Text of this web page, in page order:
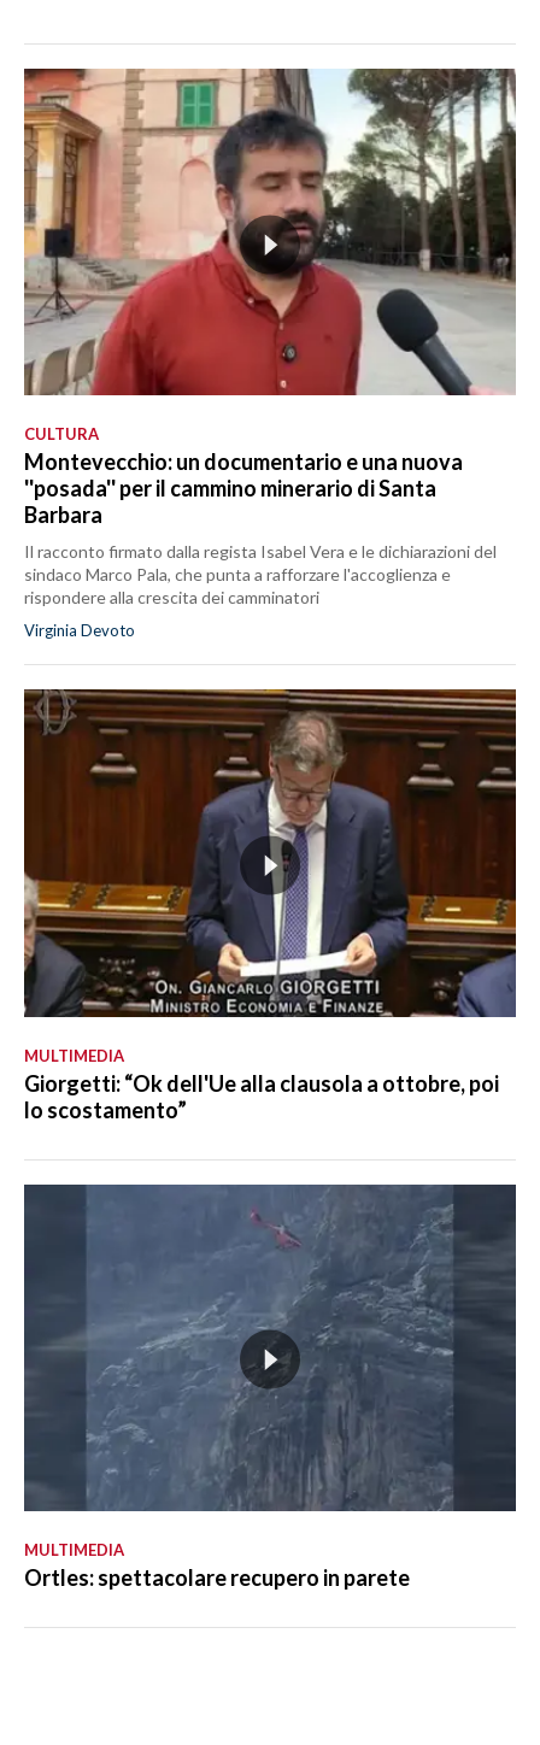
CULTURA
Montevecchio: un documentario e una nuova
''posada'' per il cammino minerario di Santa
Barbara
Il racconto firmato dalla regista Isabel Vera e le dichiarazioni del
sindaco Marco Pala, che punta a rafforzare l'accoglienza e
rispondere alla crescita dei camminatori
Virginia Devoto
MULTIMEDIA
Giorgetti: “Ok dell'Ue alla clausola a ottobre, poi
lo scostamento”
MULTIMEDIA
Ortles: spettacolare recupero in parete